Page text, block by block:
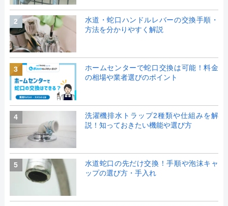
2
水道・蛇口ハンドルレバーの交換手順・
方法を分かりやすく解説
3
ホームセンターで蛇口交換は可能！料金
の相場や業者選びのポイント
4
洗濯機排水トラップ2種類や仕組みを解
説！知っておきたい機能や選び方
5
水道蛇口の先だけ交換！手順や泡沫キャ
ップの選び方・手入れ